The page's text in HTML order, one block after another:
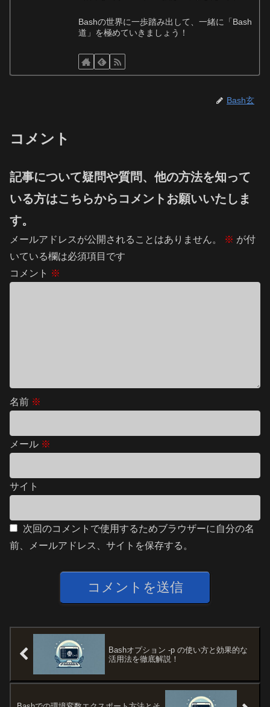
Bashの世界に一歩踏み出して、一緒に「Bash
道」を極めていきましょう！
Bash玄
コメント
記事について疑問や質問、他の方法を知って
いる方はこちらからコメントお願いいたしま
す。
メールアドレスが公開されることはありません。 ※ が付
いている欄は必須項目です
コメント ※
名前 ※
メール ※
サイト
次回のコメントで使用するためブラウザーに自分の名
前、メールアドレス、サイトを保存する。
Bashオプション -p の使い方と効果的な
活用法を徹底解説！